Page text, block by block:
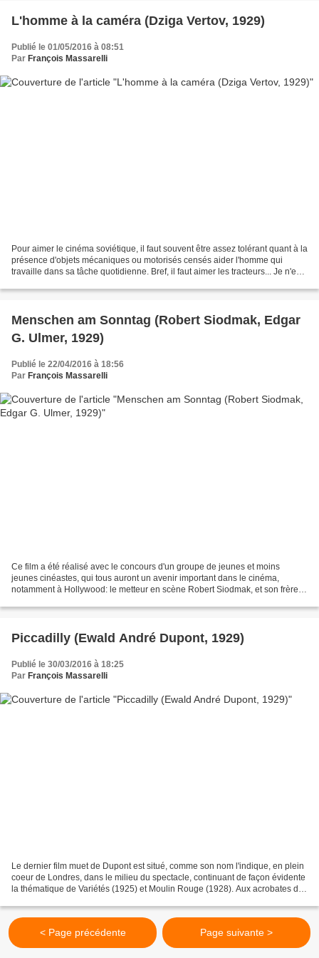
L'homme à la caméra (Dziga Vertov, 1929)
Publié le 01/05/2016 à 08:51
Par François Massarelli
Pour aimer le cinéma soviétique, il faut souvent être assez tolérant quant à la
présence d'objets mécaniques ou motorisés censés aider l'homme qui
travaille dans sa tâche quotidienne. Bref, il faut aimer les tracteurs... Je n'en
Menschen am Sonntag (Robert Siodmak, Edgar
G. Ulmer, 1929)
Publié le 22/04/2016 à 18:56
Par François Massarelli
Ce film a été réalisé avec le concours d'un groupe de jeunes et moins
jeunes cinéastes, qui tous auront un avenir important dans le cinéma,
notamment à Hollywood: le metteur en scène Robert Siodmak, et son frère
Piccadilly (Ewald André Dupont, 1929)
Publié le 30/03/2016 à 18:25
Par François Massarelli
Le dernier film muet de Dupont est situé, comme son nom l'indique, en plein
coeur de Londres, dans le milieu du spectacle, continuant de façon évidente
la thématique de Variétés (1925) et Moulin Rouge (1928). Aux acrobates du
< Page précédente Page suivante >